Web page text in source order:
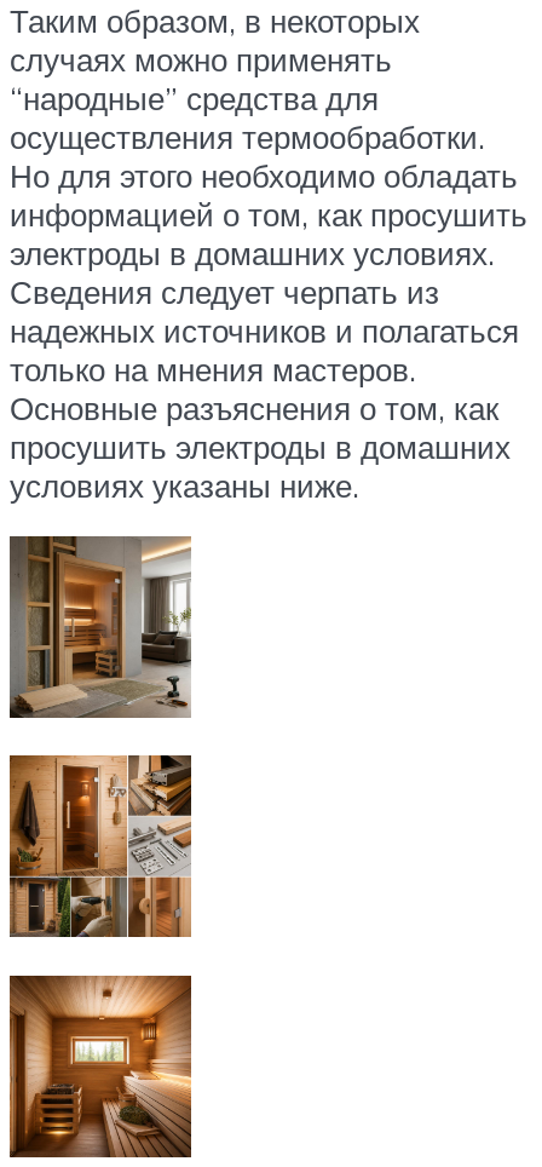
Таким образом, в некоторых
случаях можно применять
“народные” средства для
осуществления термообработки.
Но для этого необходимо обладать
информацией о том, как просушить
электроды в домашних условиях.
Сведения следует черпать из
надежных источников и полагаться
только на мнения мастеров.
Основные разъяснения о том, как
просушить электроды в домашних
условиях указаны ниже.